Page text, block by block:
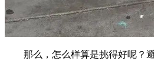
那么，怎么样算是挑得好呢？避